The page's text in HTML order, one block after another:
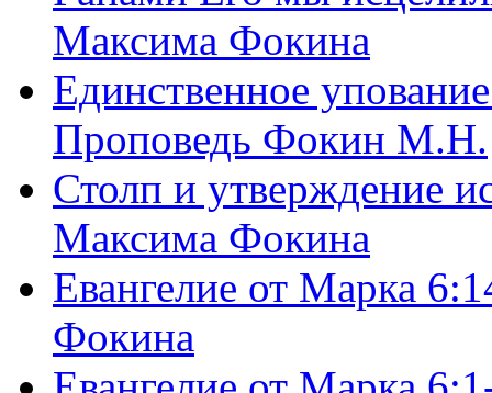
Максима Фокина
Единственное
Проповедь Фокин М.Н.
Столп и утверждение
Максима Фокина
Евангелие от Марка
Фокина